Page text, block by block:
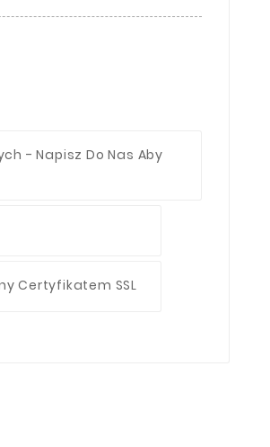
- Napisz Do Nas Aby
Certyfikatem SSL